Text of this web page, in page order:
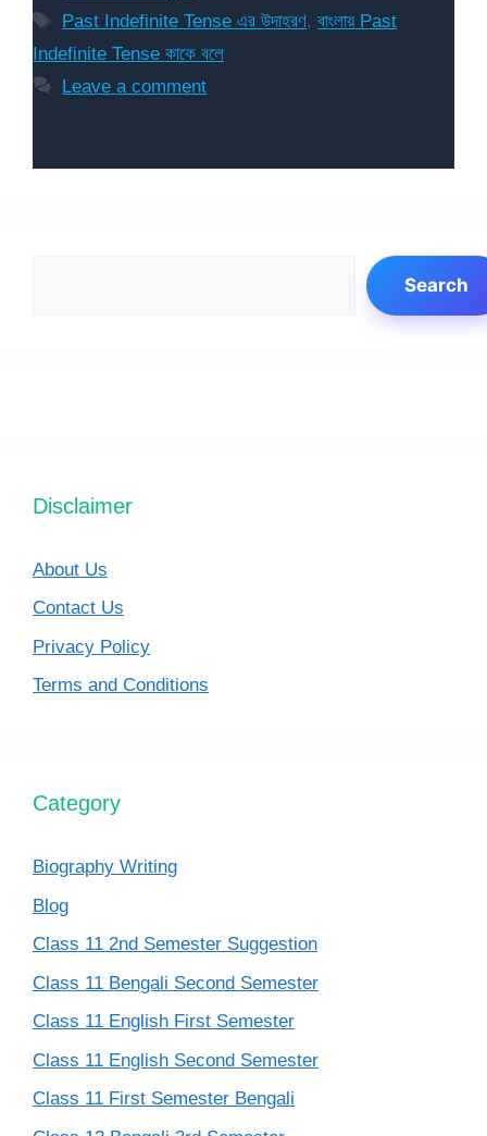
Tags
Past Indefinite Tense এর উদাহরণ,বাংলায় Past
Indefinite Tense কাকে বলে
Leave a comment
Search
Disclaimer
About Us
Contact Us
Privacy Policy
Terms and Conditions
Category
Biography Writing
Blog
Class 11 2nd Semester Suggestion
Class 11 Bengali Second Semester
Class 11 English First Semester
Class 11 English Second Semester
Class 11 First Semester Bengali